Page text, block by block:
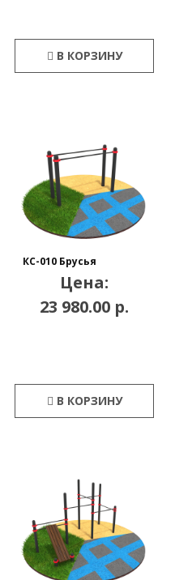
В КОРЗИНУ
КС-010 Брусья
Цена:
23 980.00 р.
В КОРЗИНУ